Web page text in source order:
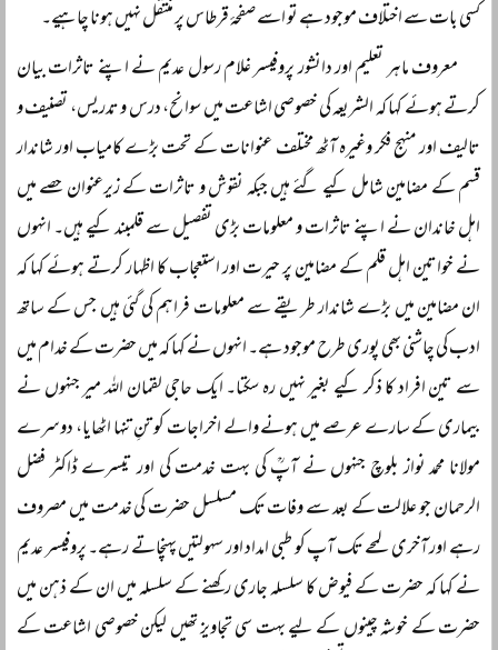
کسی بات سے اختلاف موجود ہے تو اسے صفحۂ قرطاس پر منتقل نہیں ہونا چاہیے۔
معروف ماہر تعلیم اور دانشور پروفیسر غلام رسول عدیم نے اپنے تاثرات بیان
کرتے ہوئے کہا کہ الشریعہ کی خصوصی اشاعت میں سوانح، درس و تدریس، تصنیف و
تالیف اور منہج فکر وغیرہ آٹھ مختلف عنوانات کے تحت بڑے کامیاب اور شاندار
قسم کے مضامین شامل کیے گئے ہیں جبکہ نقوش و تاثرات کے زیرعنوان حصے میں
اہل خاندان نے اپنے تاثرات و معلومات بڑی تفصیل سے قلمبند کیے ہیں۔ انہوں
نے خواتین اہل قلم کے مضامین پر حیرت اور استعجاب کا اظہار کرتے ہوئے کہا کہ
ان مضامین میں بڑے شاندار طریقے سے معلومات فراہم کی گئی ہیں جس کے ساتھ
ادب کی چاشنی بھی پوری طرح موجود ہے۔ انہوں نے کہا کہ میں حضرت کے خدام میں
سے تین افراد کا ذکر کیے بغیر نہیں رہ سکتا۔ ایک حاجی لقمان اللہ میر جنہوں نے
بیماری کے سارے عرصے میں ہونے والے اخراجات کو تنِ تنہا اٹھایا، دوسرے
مولانا محمد نواز بلوچ جنہوں نے آپؒ کی بہت خدمت کی اور تیسرے ڈاکٹر فضل
الرحمان جو علالت کے بعد سے وفات تک مسلسل حضرت کی خدمت میں مصروف
رہے اور آخری لمحے تک آپ کو طبی امداد اور سہولتیں پہنچاتے رہے۔ پروفیسر عدیم
نے کہا کہ حضرت کے فیوض کا سلسلہ جاری رکھنے کے سلسلہ میں ان کے ذہن میں
حضرت کے خوشہ چینوں کے لیے بہت سی تجاویز تھیں لیکن خصوصی اشاعت کے